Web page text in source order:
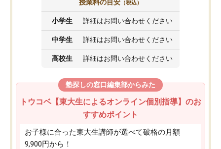
授業料の目安 （税込）
小学生 詳細はお問い合わせください
中学生 詳細はお問い合わせください
高校生 詳細はお問い合わせください
塾探しの窓口編集部からみた
トウコベ【東大生によるオンライン個別指導】のお
すすめポイント
お子様に合った東大生講師が選べて破格の月額
9,900円から！